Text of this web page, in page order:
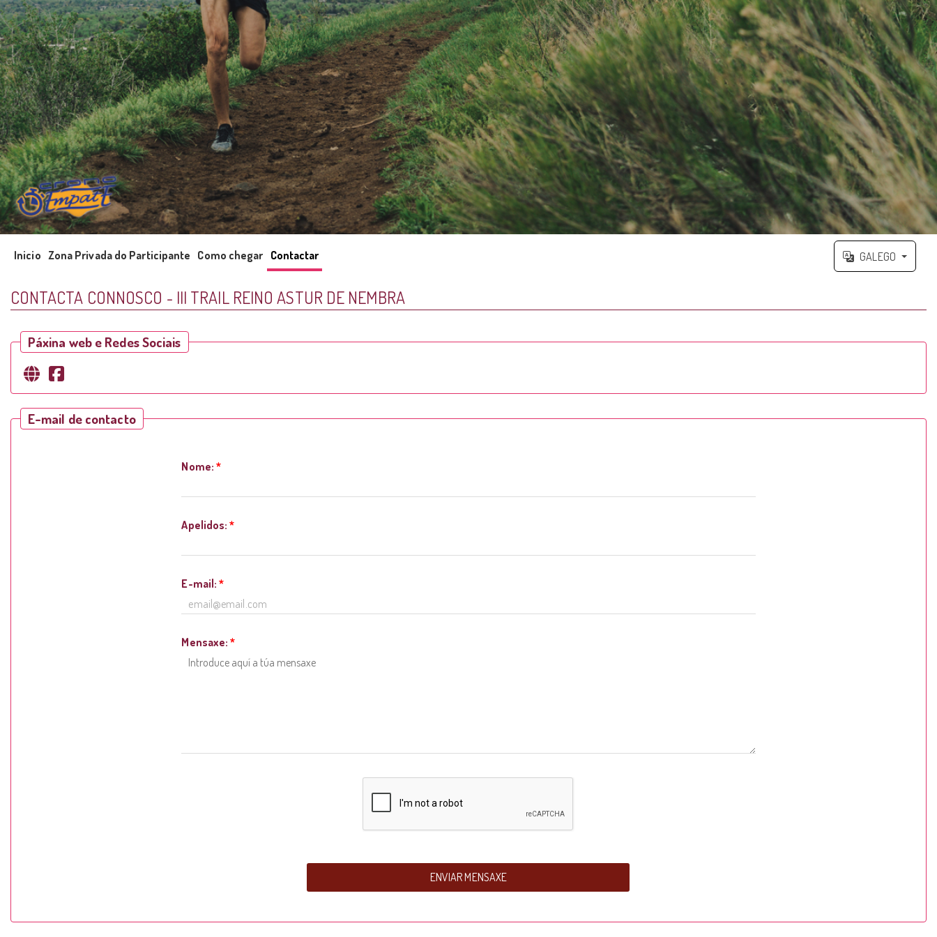
Inicio Zona Privada do Participante Como chegar Contactar GALEGO
CONTACTA CONNOSCO - III TRAIL REINO ASTUR DE NEMBRA
Páxina web e Redes Sociais
E-mail de contacto
Nome:*
Apelidos:*
E-mail:*
Mensaxe:*